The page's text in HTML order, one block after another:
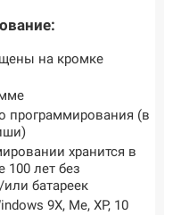
на кромке
программирования (в
хранится в
100 лет без
батареек
9X, Me, XP, 10